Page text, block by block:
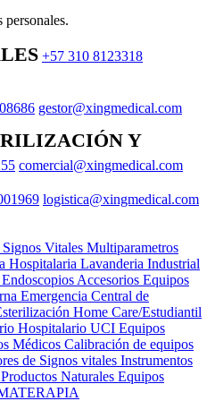
+57 310 8123318
gestor@xingmedical.com
Y
comercial@xingmedical.com
logistica@xingmedical.com
Vitales Multiparametros
Hospitalaria Lavanderia Industrial
Accesorios Equipos
Emergencia Central de
Home Care/Estudiantil
Hospitalario UCI Equipos
Médicos Calibración de equipos
de Signos vitales Instrumentos
Productos Naturales Equipos